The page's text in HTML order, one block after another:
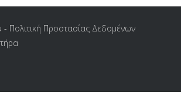
- Πολιτική Προστασίας Δεδομένων